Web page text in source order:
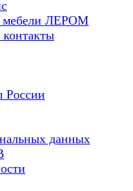
мебели ЛЕРОМ
контакты
России
данных